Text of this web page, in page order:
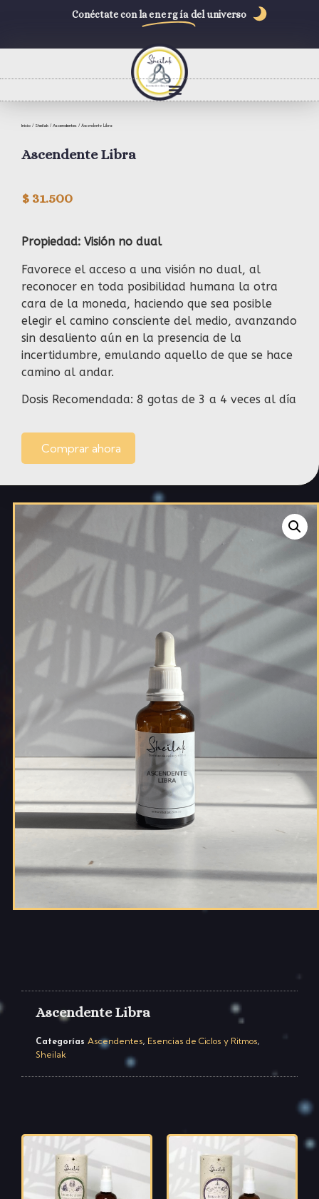
Conéctate con la energía del universo
Inicio / Sheilak / Ascendentes / Ascendente Libra
Ascendente Libra
$ 31.500
Propiedad: Visión no dual
Favorece el acceso a una visión no dual, al
reconocer en toda posibilidad humana la otra
cara de la moneda, haciendo que sea posible
elegir el camino consciente del medio, avanzando
sin desaliento aún en la presencia de la
incertidumbre, emulando aquello de que se hace
camino al andar.
Dosis Recomendada: 8 gotas de 3 a 4 veces al día
Comprar ahora
Ascendente Libra
Categorías Ascendentes, Esencias de Ciclos y Ritmos,
Sheilak